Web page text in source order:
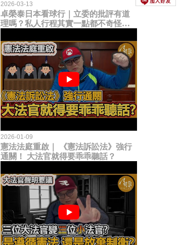
2026-03-13
卓榮泰日本看球行｜立委的批評有道
理嗎？私人行程其實一點都不奇怪？
2026-01-09
憲法法庭重啟｜ 《憲法訴訟法》強行
通關！ 大法官就得要乖乖聽話？